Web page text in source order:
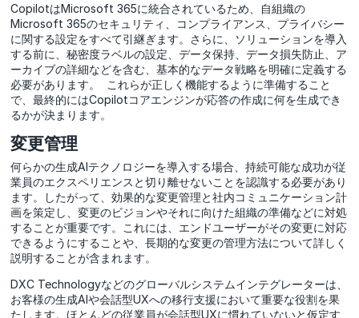
CopilotはMicrosoft 365に統合されているため、自組織の
Microsoft 365のセキュリティ、コンプライアンス、プライバシー
に関する設定をすべて引継ぎます。さらに、ソリューションを導入
する前に、秘密度ラベルの設定、データ保持、データ損失防止、ア
ーカイブの詳細などを含む、基本的なデータ戦略を明確に定義する
必要があります。 これらが正しく機能するように準備すること
で、最終的にはCopilotコアエンジンが応答の作成に何を生成でき
るかが決まります。
変更管理
何らかの生成AIテクノロジーを導入する場合、持続可能な成功が従
業員のエクスペリエンスと切り離せないことを認識する必要があり
ます。したがって、効果的な変更管理と社内コミュニケーション計
画を策定し、変更のビジョンやそれに向けた組織の準備などに対処
することが重要です。これには、エンドユーザーがその変更に対応
できるようにすることや、長期的な変更の管理方法について詳しく
説明することが含まれます。
DXC Technologyなどのグローバルシステムインテグレーターは、
お客様の生成AIや会話型UXへの移行支援において重要な役割を果
たします。ほとんどの従業員が会話型UXに慣れていないと仮定す